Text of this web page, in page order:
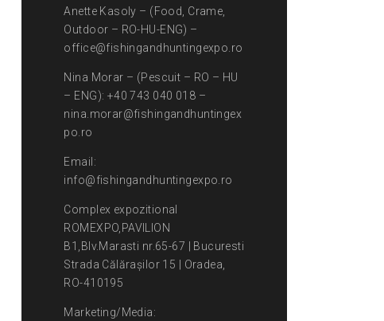
Anette Kasoly – (Food, Crame,
Outdoor – RO-HU-ENG) –
office@fishingandhuntingexpo.ro
Nina Morar – (Pescuit – RO – HU
– ENG): +40 743 040 018 –
nina.morar@fishingandhuntingex
po.ro
Email:
info@fishingandhuntingexpo.ro
Complex expozitional
ROMEXPO,PAVILION
B1,Blv.Marasti nr.65-67 | Bucuresti
Strada Călărașilor 15 | Oradea,
RO-410195
Marketing/Media: